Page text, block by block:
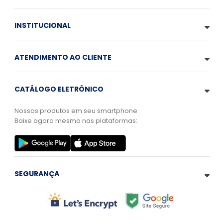
INSTITUCIONAL
ATENDIMENTO AO CLIENTE
CATÁLOGO ELETRÔNICO
Nossos produtos em seu smartphone.
Baixe agora mesmo nas plataformas:
SEGURANÇA